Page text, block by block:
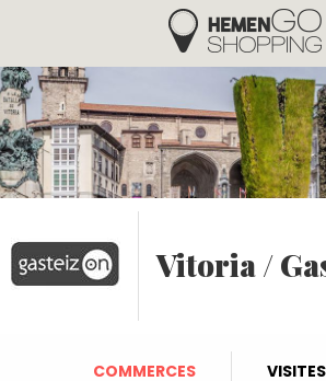
Aller au contenu principal
Hemengo Shopping
Vitoria /
COMMERCES